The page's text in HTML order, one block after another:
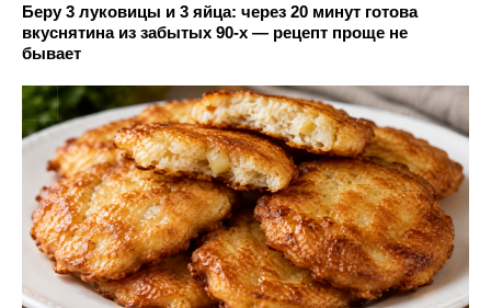
Беру 3 луковицы и 3 яйца: через 20 минут готова
вкуснятина из забытых 90-х — рецепт проще не
бывает